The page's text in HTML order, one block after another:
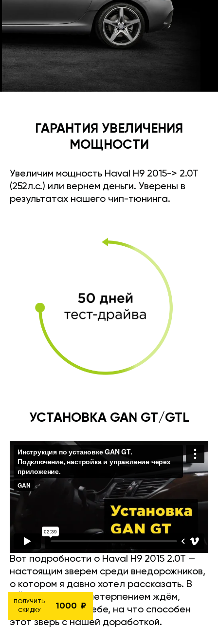
ГАРАНТИЯ УВЕЛИЧЕНИЯ
МОЩНОСТИ
Увеличим мощность Haval H9 2015-> 2.0T
(252л.с.) или вернем деньги. Уверены в
результатах нашего чип-тюнинга.
УСТАНОВКА GAN GT/GTL
Вот подробности о Haval H9 2015 2.0T —
настоящим зверем среди внедорожников,
о котором я давно хотел рассказать. В
GÄN Tuning, мы с нетерпением ждём,
чтобы показать тебе, на что способен
этот зверь с нашей доработкой.
ПОЛУЧИТЬ
СКИДКУ
1000